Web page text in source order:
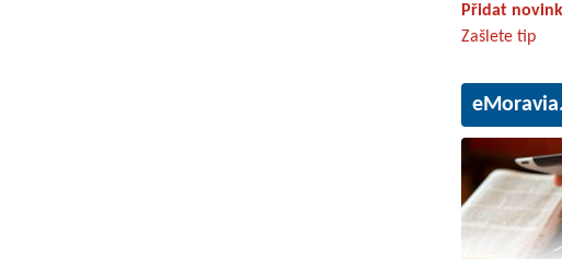
Přidat
Zašlete tip